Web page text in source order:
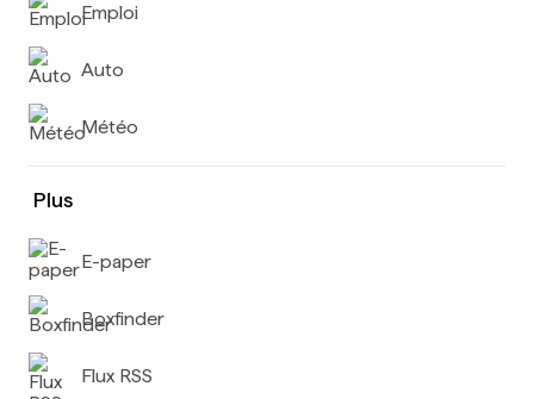
Emploi
Auto
Météo
Plus
E-paper
Boxfinder
Flux RSS